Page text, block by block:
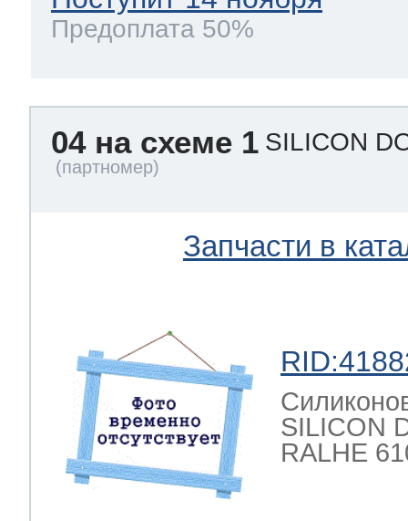
Предоплата 50%
04 на схеме 1 SILICON
Запчасти в
SILICON
RALHE